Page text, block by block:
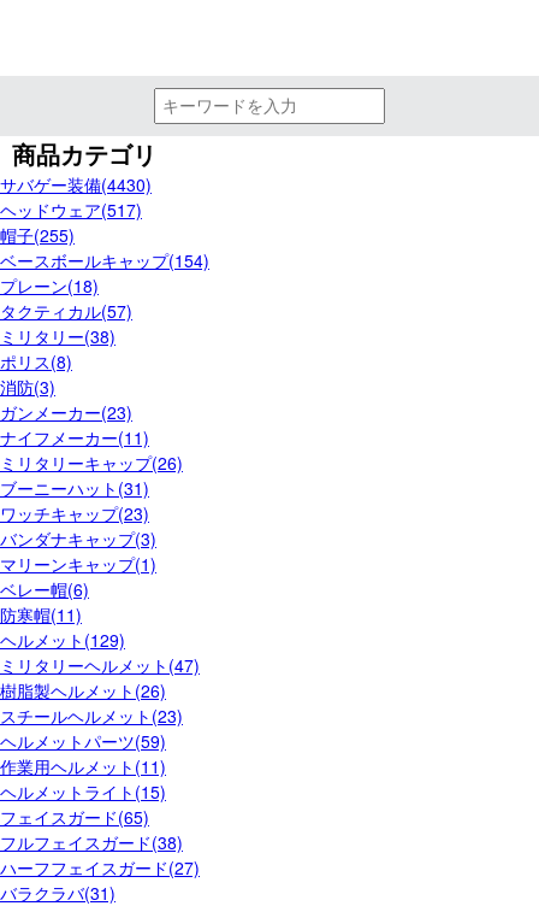
商品カテゴリ
サバゲー装備(4430)
ヘッドウェア(517)
帽子(255)
ベースボールキャップ(154)
プレーン(18)
タクティカル(57)
ミリタリー(38)
ポリス(8)
消防(3)
ガンメーカー(23)
ナイフメーカー(11)
ミリタリーキャップ(26)
ブーニーハット(31)
ワッチキャップ(23)
バンダナキャップ(3)
マリーンキャップ(1)
ベレー帽(6)
防寒帽(11)
ヘルメット(129)
ミリタリーヘルメット(47)
樹脂製ヘルメット(26)
スチールヘルメット(23)
ヘルメットパーツ(59)
作業用ヘルメット(11)
ヘルメットライト(15)
フェイスガード(65)
フルフェイスガード(38)
ハーフフェイスガード(27)
バラクラバ(31)